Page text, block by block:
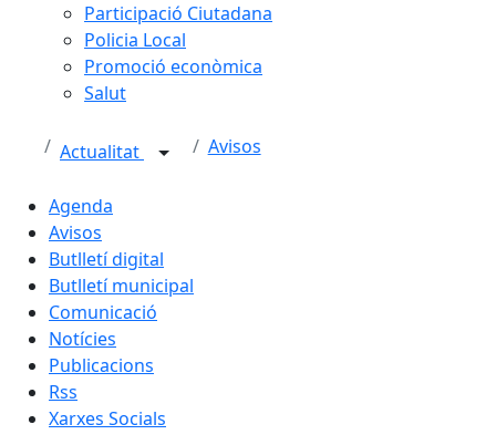
Participació Ciutadana
Policia Local
Promoció econòmica
Salut
Actualitat Avisos
Agenda
Avisos
Butlletí digital
Butlletí municipal
Comunicació
Notícies
Publicacions
Rss
Xarxes Socials